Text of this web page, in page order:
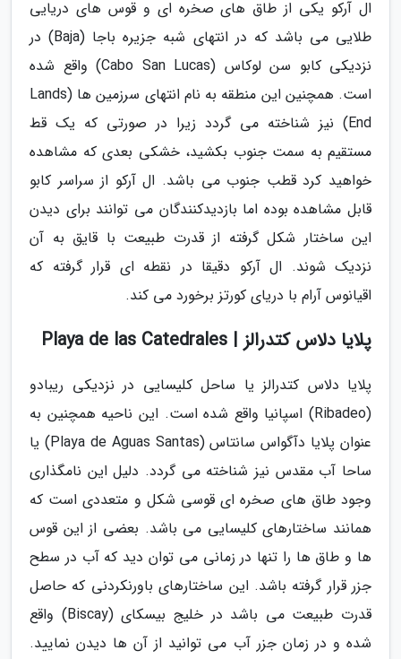
ال آرکو یکی از طاق های صخره ای و قوس های دریایی
طلایی می باشد که در انتهای شبه جزیره باجا (Baja) در
نزدیکی کابو سن لوکاس (Cabo San Lucas) واقع شده
است. همچنین این منطقه به نام انتهای سرزمین ها (Lands
End) نیز شناخته می گردد زیرا در صورتی که یک قط
مستقیم به سمت جنوب بکشید، خشکی بعدی که مشاهده
خواهید کرد قطب جنوب می باشد. ال آرکو از سراسر کابو
قابل مشاهده بوده اما بازدیدکنندگان می توانند برای دیدن
این ساختار شکل گرفته از قدرت طبیعت با قایق به آن
نزدیک شوند. ال آرکو دقیقا در نقطه ای قرار گرفته که
اقیانوس آرام با دریای کورتز برخورد می کند.
پلایا دلاس کتدرالز | Playa de las Catedrales
پلایا دلاس کتدرالز یا ساحل کلیسایی در نزدیکی ریبادو
(Ribadeo) اسپانیا واقع شده است. این ناحیه همچنین به
عنوان پلایا دآگواس سانتاس (Playa de Aguas Santas) یا
ساحا آب مقدس نیز شناخته می گردد. دلیل این نامگذاری
وجود طاق های صخره ای قوسی شکل و متعددی است که
همانند ساختارهای کلیسایی می باشد. بعضی از این قوس
ها و طاق ها را تنها در زمانی می توان دید که آب در سطح
جزر قرار گرفته باشد. این ساختارهای باورنکردنی که حاصل
قدرت طبیعت می باشد در خلیج بیسکای (Biscay) واقع
شده و در زمان جزر آب می توانید از آن ها دیدن نمایید.